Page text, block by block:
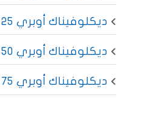
ديكلوفيناك أوبري 25 ملغ
ديكلوفيناك أوبري 50 ملغ
ديكلوفيناك أوبري 75 ملغ